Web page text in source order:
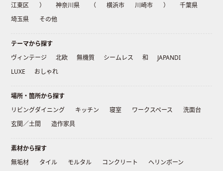
江東区
） 神奈川県 （ 横浜市 川崎市 ）
千葉県
埼玉県
その他
テーマから探す
ヴィンテージ
北欧 無機質 シームレス 和
JAPANDI
LUXE
おしゃれ
場所・箇所から探す
リビングダイニング
キッチン 寝室 ワークスペース
洗面台
玄関／土間
造作家具
素材から探す
無垢材
タイル モルタル コンクリート
ヘリンボーン